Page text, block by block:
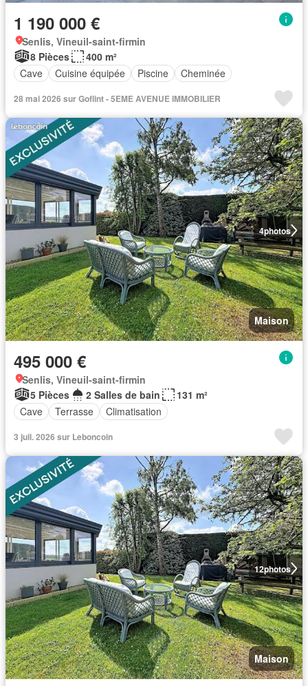
1 190 000 €
Senlis, Vineuil-saint-firmin
8 Pièces
400 m²
Cave
Cuisine équipée Piscine Cheminée
28 mai 2026 sur Goflint - 5EME AVENUE IMMOBILIER
4photos
Maison
495 000 €
Senlis, Vineuil-saint-firmin
5 Pièces
2 Salles de bain
131 m²
Cave
Terrasse Climatisation
3 juil. 2026 sur Leboncoin
12photos
Maison